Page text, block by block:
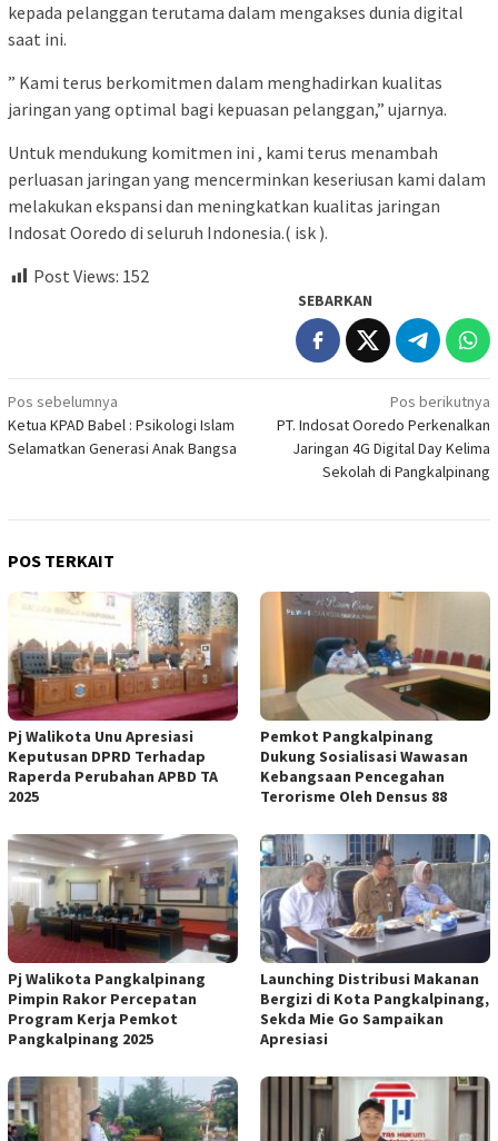
kepada pelanggan terutama dalam mengakses dunia digital
saat ini.
” Kami terus berkomitmen dalam menghadirkan kualitas
jaringan yang optimal bagi kepuasan pelanggan,” ujarnya.
Untuk mendukung komitmen ini , kami terus menambah
perluasan jaringan yang mencerminkan keseriusan kami dalam
melakukan ekspansi dan meningkatkan kualitas jaringan
Indosat Ooredo di seluruh Indonesia.( isk ).
Post Views: 152
SEBARKAN
Navigasi
pos
Pos sebelumnya
Ketua KPAD Babel : Psikologi Islam
Selamatkan Generasi Anak Bangsa
Pos berikutnya
PT. Indosat Ooredo Perkenalkan
Jaringan 4G Digital Day Kelima
Sekolah di Pangkalpinang
POS TERKAIT
Pj Walikota Unu Apresiasi
Keputusan DPRD Terhadap
Raperda Perubahan APBD TA
2025
Pemkot Pangkalpinang
Dukung Sosialisasi Wawasan
Kebangsaan Pencegahan
Terorisme Oleh Densus 88
Pj Walikota Pangkalpinang
Pimpin Rakor Percepatan
Program Kerja Pemkot
Pangkalpinang 2025
Launching Distribusi Makanan
Bergizi di Kota Pangkalpinang,
Sekda Mie Go Sampaikan
Apresiasi